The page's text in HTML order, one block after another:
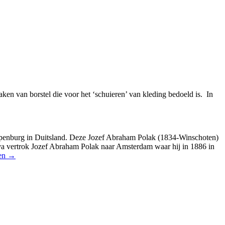
van borstel die voor het ‘schuieren’ van kleding bedoeld is. In
in Duitsland. Deze Jozef Abraham Polak (1834-Winschoten)
Jozef Abraham Polak naar Amsterdam waar hij in 1886 in
→